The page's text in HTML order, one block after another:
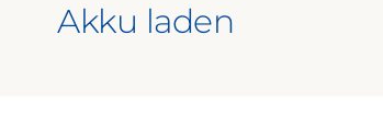
Akku laden